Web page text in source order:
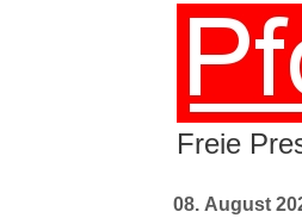
Freie
08. August